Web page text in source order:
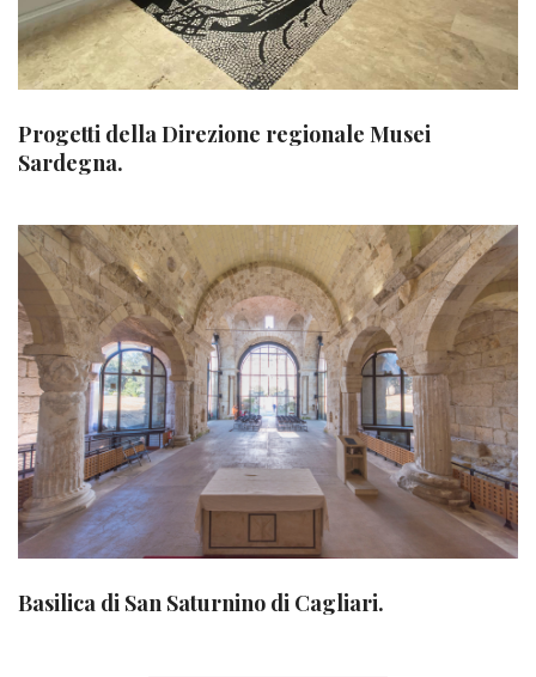
Progetti della Direzione regionale Musei
Sardegna.
Basilica di San Saturnino di Cagliari.